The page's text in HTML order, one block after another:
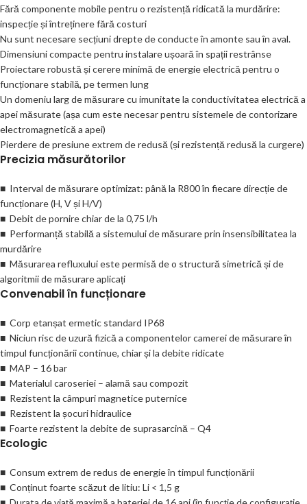
Fără componente mobile pentru o rezistență ridicată la murdărire:
inspecție și întreținere fără costuri
Nu sunt necesare secțiuni drepte de conducte în amonte sau în aval.
Dimensiuni compacte pentru instalare ușoară în spații restrânse
Proiectare robustă și cerere minimă de energie electrică pentru o
funcționare stabilă, pe termen lung
Un domeniu larg de măsurare cu imunitate la conductivitatea electrică a
apei măsurate (așa cum este necesar pentru sistemele de contorizare
electromagnetică a apei)
Pierdere de presiune extrem de redusă (și rezistență redusă la curgere)
Precizia măsurătorilor
■ Interval de măsurare optimizat: până la R800 în fiecare direcție de
funcționare (H, V și H/V)
■ Debit de pornire chiar de la 0,75 l/h
■ Performanță stabilă a sistemului de măsurare prin insensibilitatea la
murdărire
■ Măsurarea refluxului este permisă de o structură simetrică și de
algoritmii de măsurare aplicați
Convenabil în funcționare
■ Corp etanșat ermetic standard IP68
■ Niciun risc de uzură fizică a componentelor camerei de măsurare în
timpul funcționării continue, chiar și la debite ridicate
■ MAP – 16 bar
■ Materialul caroseriei – alamă sau compozit
■ Rezistent la câmpuri magnetice puternice
■ Rezistent la șocuri hidraulice
■ Foarte rezistent la debite de suprasarcină – Q4
Ecologic
■ Consum extrem de redus de energie în timpul funcționării
■ Conținut foarte scăzut de litiu: Li < 1,5 g